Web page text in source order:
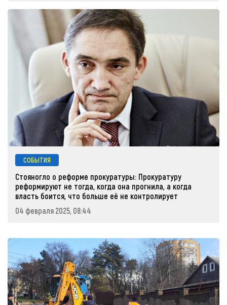
СОБЫТИЯ
Стояногло о реформе прокуратуры: Прокуратуру
реформируют не тогда, когда она прогнила, а когда
власть боится, что больше её не контролирует
04 февраля 2025, 08:44